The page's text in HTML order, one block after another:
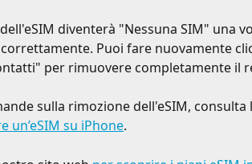
diventerà "Nessuna SIM" una
Puoi fare nuovamente
per rimuovere completamente il
sulla rimozione dell'eSIM,
un’eSIM su iPhone.